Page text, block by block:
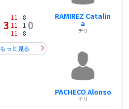
3
11 - 8
11 - 1
11 - 8
0
もっと見る
RAMIREZ Catalin
a
チリ
PACHECO Alonso
チリ